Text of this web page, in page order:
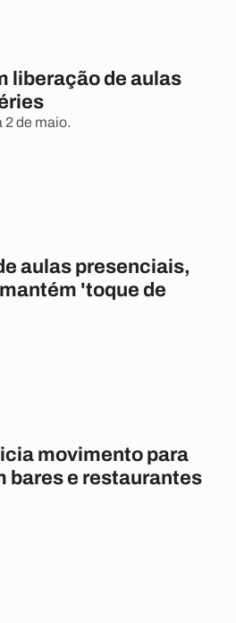
liberação de aulas
2 de maio.
aulas presenciais,
'toque de
movimento para
bares e restaurantes